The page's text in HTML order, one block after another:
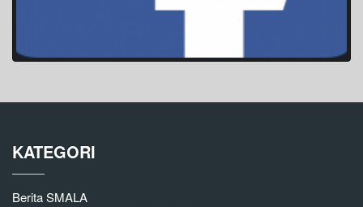
KATEGORI
Berita SMALA